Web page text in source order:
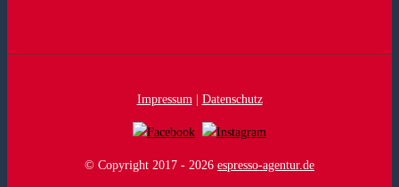
Impressum| Datenschutz
© Copyright 2017 - 2026 espresso-agentur.de